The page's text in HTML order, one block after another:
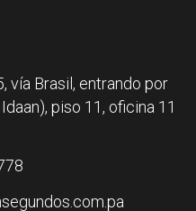
vía Brasil, entrando por
piso 11, oficina 11